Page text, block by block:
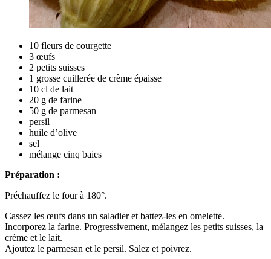
10 fleurs de courgette
3 œufs
2 petits suisses
1 grosse cuillerée de crème épaisse
10 cl de lait
20 g de farine
50 g de parmesan
persil
huile d’olive
sel
mélange cinq baies
Préparation :
Préchauffez le four à 180°.
Cassez les œufs dans un saladier et battez-les en omelette.
Incorporez la farine. Progressivement, mélangez les petits suisses, la
crème et le lait.
Ajoutez le parmesan et le persil. Salez et poivrez.